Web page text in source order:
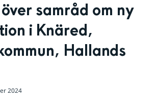
samråd om ny
i Knäred,
Hallands
2024